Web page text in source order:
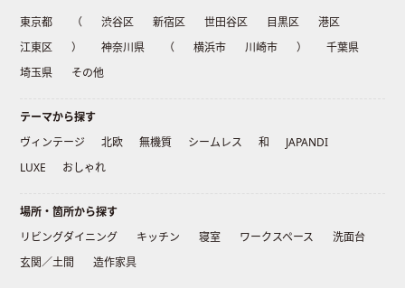
東京都 （ 渋谷区 新宿区 世田谷区 目黒区
港区
江東区
） 神奈川県 （ 横浜市 川崎市 ）
千葉県
埼玉県
その他
テーマから探す
ヴィンテージ
北欧 無機質 シームレス 和
JAPANDI
LUXE
おしゃれ
場所・箇所から探す
リビングダイニング
キッチン 寝室 ワークスペース
洗面台
玄関／土間
造作家具